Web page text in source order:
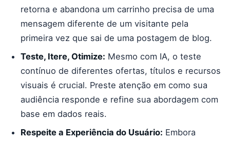
retorna e abandona um carrinho precisa de uma
mensagem diferente de um visitante pela
primeira vez que sai de uma postagem de blog.
Teste, Itere, Otimize: Mesmo com IA, o teste
contínuo de diferentes ofertas, títulos e recursos
visuais é crucial. Preste atenção em como sua
audiência responde e refine sua abordagem com
base em dados reais.
Respeite a Experiência do Usuário: Embora